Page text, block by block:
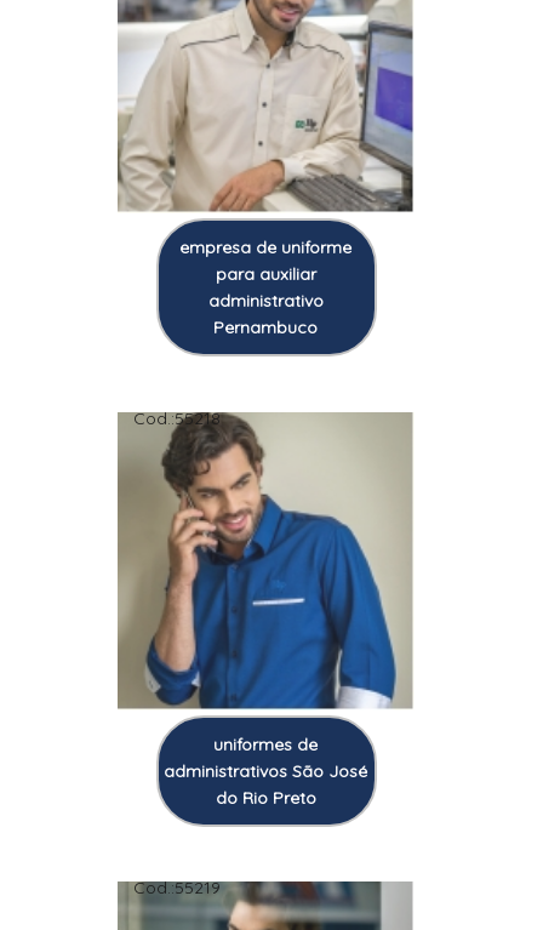
empresa de uniforme
para auxiliar
administrativo
Pernambuco
Cod.:55218
uniformes de
administrativos São José
do Rio Preto
Cod.:55219